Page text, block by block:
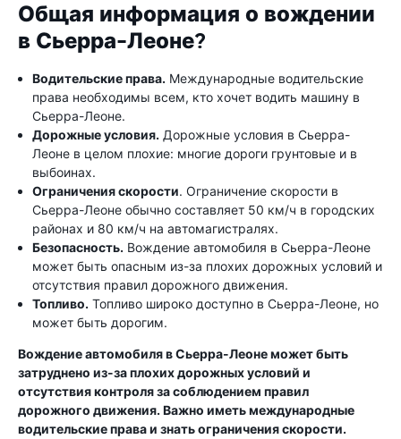
Общая информация о вождении
в Сьерра-Леоне?
Водительские права. Международные водительские
права необходимы всем, кто хочет водить машину в
Сьерра-Леоне.
Дорожные условия. Дорожные условия в Сьерра-
Леоне в целом плохие: многие дороги грунтовые и в
выбоинах.
Ограничения скорости. Ограничение скорости в
Сьерра-Леоне обычно составляет 50 км/ч в городских
районах и 80 км/ч на автомагистралях.
Безопасность. Вождение автомобиля в Сьерра-Леоне
может быть опасным из-за плохих дорожных условий и
отсутствия правил дорожного движения.
Топливо. Топливо широко доступно в Сьерра-Леоне, но
может быть дорогим.
Вождение автомобиля в Сьерра-Леоне может быть
затруднено из-за плохих дорожных условий и
отсутствия контроля за соблюдением правил
дорожного движения. Важно иметь международные
водительские права и знать ограничения скорости.